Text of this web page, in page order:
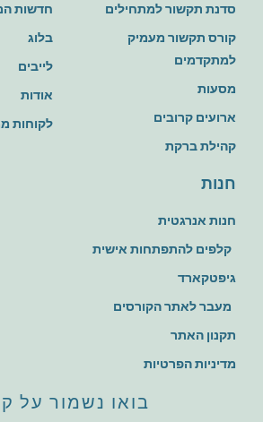
סדנת תקשור למתחילים
קורס תקשור מעמיק
למתקדמים
מסעות
ארועים קרובים
קהילת ברקת
חדשות
בלוג
לייבים
אודות
לקוחות
חנות
חנות אנרגטית
קלפים להתפתחות אישית
גיפטקארד
מעבר לאתר הקורסים
תקנון האתר
מדיניות הפרטיות
בואו נשמור על